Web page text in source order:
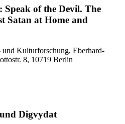
of the Devil. The
Satan at Home and
Kulturforschung, Eberhard-
8, 10719 Berlin
Digvydat